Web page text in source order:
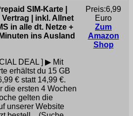
SIM-Karte |
| inkl. Allnet
in alle dt. Netze +
ins Ausland
DEAL ] ▶ Mit
erhältst du 15 GB
€ statt 14,99 €.
die ersten 4 Wochen
gelten die
unserer Website
Preis:6,99
Euro
Zum
Amazon
Shop